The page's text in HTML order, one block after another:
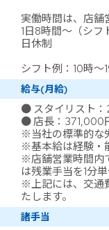
実働時間は、店舗
1日8時間～（シ
日休制
シフト例：10時
給与(月給)
● スタイリスト
● 店長：371,000
※当社の標準的な
※基本給は経験・
※店舗営業時間内
は残業手当を1分
※上記には、交通
たします。
諸手当